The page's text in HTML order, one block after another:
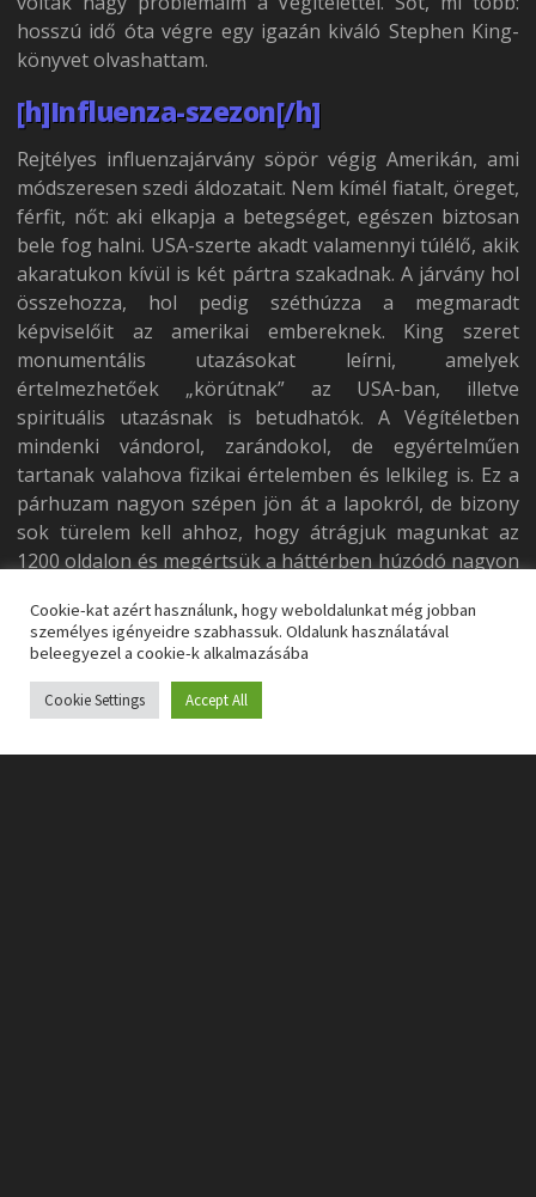
hosszú idő óta végre egy igazán kiváló Stephen King-
könyvet olvashattam.
[h]Influenza-szezon[/h]
Rejtélyes influenzajárvány söpör végig Amerikán, ami
módszeresen szedi áldozatait. Nem kímél fiatalt, öreget,
férfit, nőt: aki elkapja a betegséget, egészen biztosan
bele fog halni. USA-szerte akadt valamennyi túlélő, akik
akaratukon kívül is két pártra szakadnak. A járvány hol
összehozza, hol pedig széthúzza a megmaradt
képviselőit az amerikai embereknek. King szeret
monumentális utazásokat leírni, amelyek
értelmezhetőek „körútnak” az USA-ban, illetve
spirituális utazásnak is betudhatók. A Végítéletben
mindenki vándorol, zarándokol, de egyértelműen
tartanak valahova fizikai értelemben és lelkileg is. Ez a
párhuzam nagyon szépen jön át a lapokról, de bizony
sok türelem kell ahhoz, hogy átrágjuk magunkat az
1200 oldalon és megértsük a háttérben húzódó nagyon
Cookie-kat azért használunk, hogy weboldalunkat még jobban
személyes igényeidre szabhassuk. Oldalunk használatával
beleegyezel a cookie-k alkalmazásába
Cookie Settings Accept All